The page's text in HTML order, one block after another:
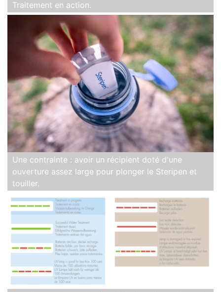
Traitement en action.
Une contrainte : avoir un récipient doté d'une
ouverture assez large pour plonger le Steripen et
touiller.